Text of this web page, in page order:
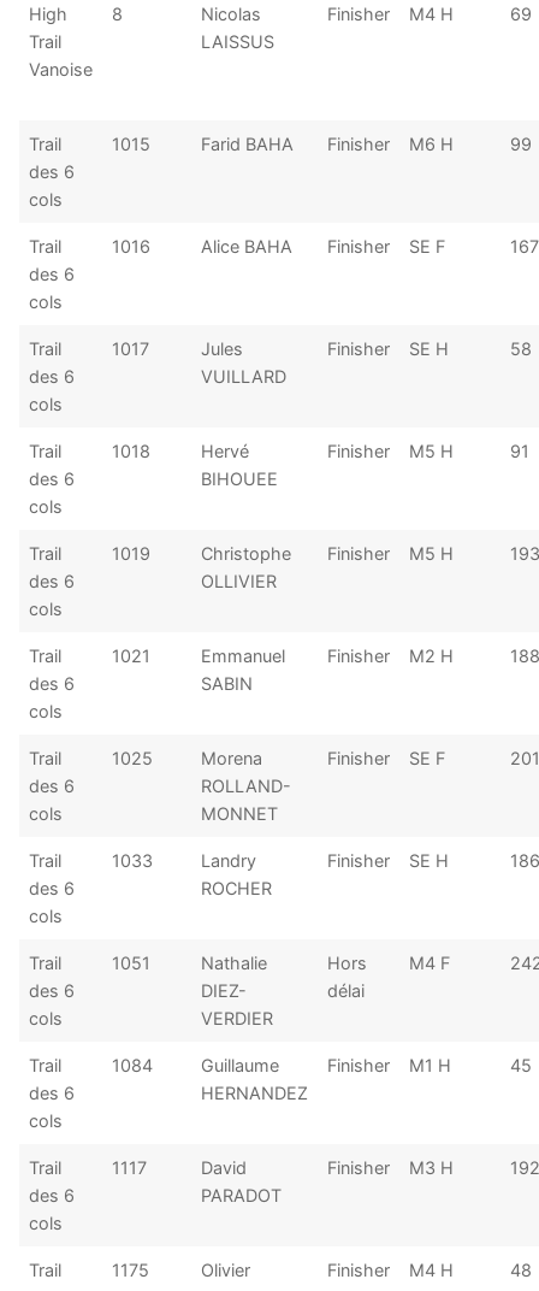
High
Trail
Vanoise
8
Nicolas
LAISSUS
Finisher M4 H 69
Trail
des 6
cols
1015 Farid BAHA Finisher M6 H 99
Trail
des 6
cols
1016 Alice BAHA Finisher SE F 167
Trail
des 6
cols
1017
Jules
VUILLARD
Finisher SE H 58
Trail
des 6
cols
1018
Hervé
BIHOUEE
Finisher M5 H 91
Trail
des 6
cols
1019
Christophe
OLLIVIER
Finisher M5 H 193
Trail
des 6
cols
1021
Emmanuel
SABIN
Finisher M2 H 188
Trail
des 6
cols
1025
Morena
ROLLAND-
MONNET
Finisher SE F 201
Trail
des 6
cols
1033
Landry
ROCHER
Finisher SE H 186
Trail
des 6
cols
1051
Nathalie
DIEZ-
VERDIER
Hors
délai
M4 F
Trail
des 6
cols
1084
Guillaume
HERNANDEZ
Finisher M1 H 45
Trail
des 6
cols
1117
David
PARADOT
Finisher M3 H 192
Trail
1175
Olivier
Finisher M4 H 48